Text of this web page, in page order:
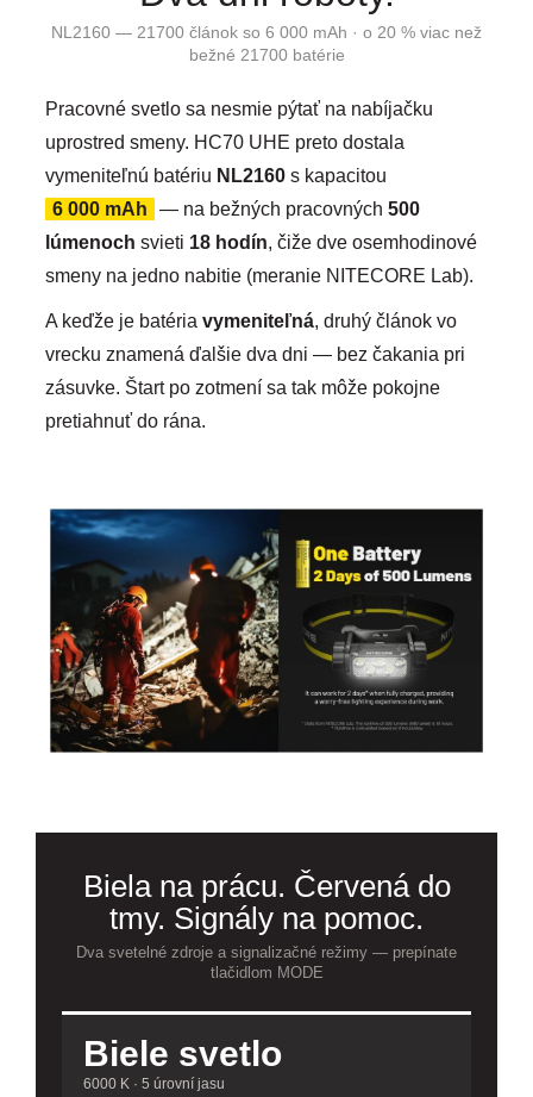
NL2160 — 21700 článok so 6 000 mAh · o 20 % viac než
bežné 21700 batérie
Pracovné svetlo sa nesmie pýtať na nabíjačku
uprostred smeny. HC70 UHE preto dostala
vymeniteľnú batériu NL2160 s kapacitou
6 000 mAh
— na bežných pracovných 500
lúmenoch svieti 18 hodín, čiže dve osemhodinové
smeny na jedno nabitie (meranie NITECORE Lab).
A keďže je batéria vymeniteľná, druhý článok vo
vrecku znamená ďalšie dva dni — bez čakania pri
zásuvke. Štart po zotmení sa tak môže pokojne
pretiahnuť do rána.
Biela na prácu. Červená do
tmy. Signály na pomoc.
Dva svetelné zdroje a signalizačné režimy — prepínate
tlačidlom MODE
Biele svetlo
6000 K · 5 úrovní jasu